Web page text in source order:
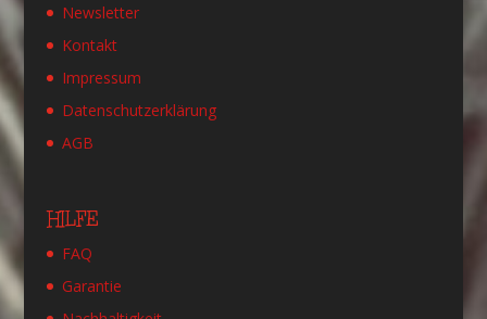
Newsletter
Kontakt
Impressum
Datenschutzerklärung
AGB
HILFE
FAQ
Garantie